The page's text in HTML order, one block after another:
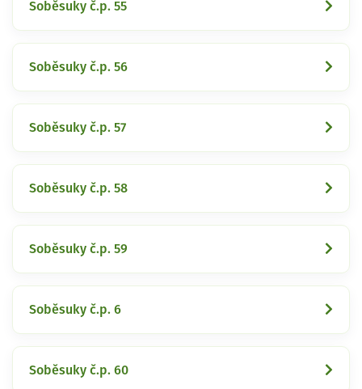
Soběsuky č.p. 55
Soběsuky č.p. 56
Soběsuky č.p. 57
Soběsuky č.p. 58
Soběsuky č.p. 59
Soběsuky č.p. 6
Soběsuky č.p. 60